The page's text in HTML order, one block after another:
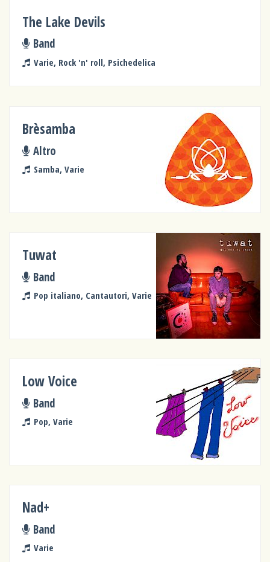
The Lake Devils
Band
Varie, Rock 'n' roll, Psichedelica
Brèsamba
Altro
Samba, Varie
Tuwat
Band
Pop italiano, Cantautori, Varie
Low Voice
Band
Pop, Varie
Nad+
Band
Varie